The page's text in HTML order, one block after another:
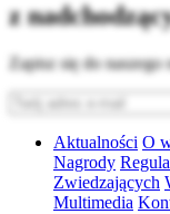
z
Zapisz się do naszego
Aktualności O
Nagrody
Zwiedzających
Multimedia